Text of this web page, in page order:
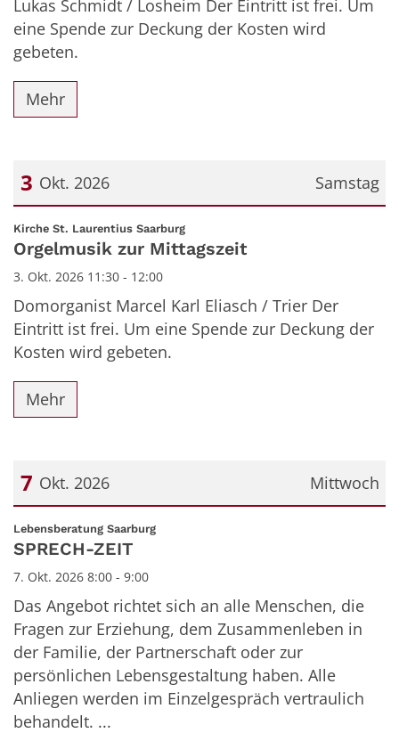
Lukas Schmidt / Losheim Der Eintritt ist frei. Um
eine Spende zur Deckung der Kosten wird
gebeten.
Mehr
Samstag
3 Okt. 2026
Datum: 3. Oktober 2026
Kirche St. Laurentius Saarburg:
Orgelmusik zur Mittagszeit
3. Okt. 2026 11:30 - 12:00
Domorganist Marcel Karl Eliasch / Trier Der
Eintritt ist frei. Um eine Spende zur Deckung der
Kosten wird gebeten.
Mehr
Mittwoch
7 Okt. 2026
Datum: 7. Oktober 2026
Lebensberatung Saarburg:
SPRECH-ZEIT
7. Okt. 2026 8:00 - 9:00
Das Angebot richtet sich an alle Menschen, die
Fragen zur Erziehung, dem Zusammenleben in
der Familie, der Partnerschaft oder zur
persönlichen Lebensgestaltung haben. Alle
Anliegen werden im Einzelgespräch vertraulich
behandelt. ...